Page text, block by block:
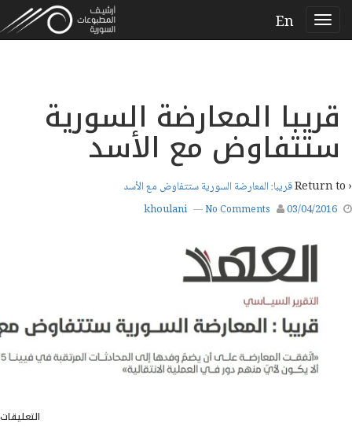
En
قريبا المعارضة السورية
ستتفاوض مع الأسد
‹ Return to قريبا: المعارضة السورية ستتفاوض مع الأسد
03/04/2016
khoulani —No Comments
التعليقات